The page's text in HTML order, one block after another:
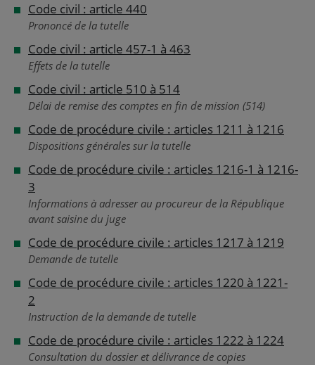
Code civil : article 440
Prononcé de la tutelle
Code civil : article 457-1 à 463
Effets de la tutelle
Code civil : article 510 à 514
Délai de remise des comptes en fin de mission (514)
Code de procédure civile : articles 1211 à 1216
Dispositions générales sur la tutelle
Code de procédure civile : articles 1216-1 à 1216-
3
Informations à adresser au procureur de la République
avant saisine du juge
Code de procédure civile : articles 1217 à 1219
Demande de tutelle
Code de procédure civile : articles 1220 à 1221-
2
Instruction de la demande de tutelle
Code de procédure civile : articles 1222 à 1224
Consultation du dossier et délivrance de copies